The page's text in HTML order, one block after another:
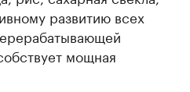
развитию всех
мощная